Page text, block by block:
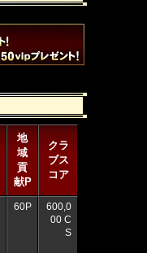
地
域
貢
献P
クラ
ブス
コア
60P
600,0
00 C
S